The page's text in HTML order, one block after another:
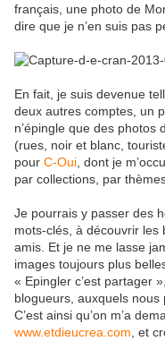
français, une photo de
dire que je n’en suis pas
En fait, je suis devenue
deux autres comptes, un
n’épingle que des
(rues, noir et blanc,
pour C-Oui , dont je
par collections, par
Je pourrais y passer des
mots-clés, à découvrir les
amis. Et je ne me lasse
images toujours plus
« Epingler c’est partager
blogueurs, auxquels nous
C’est ainsi qu’on m’a
www.etdieucrea.com , et